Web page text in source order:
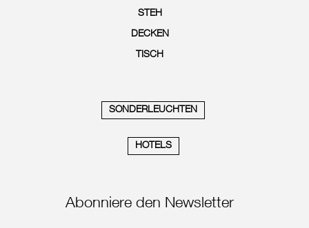
STEH
DECKEN
TISCH
SONDERLEUCHTEN
HOTELS
Abonniere den Newsletter